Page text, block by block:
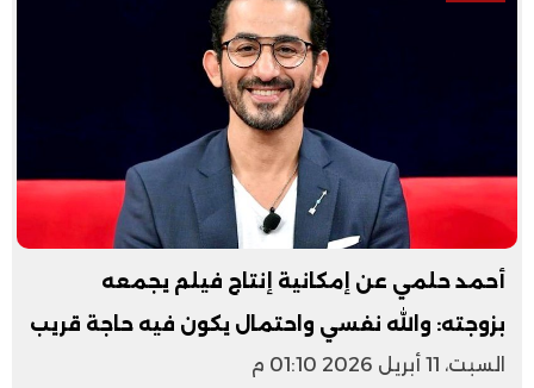
أحمد حلمي عن إمكانية إنتاج فيلم يجمعه
بزوجته: والله نفسي واحتمال يكون فيه حاجة قريب
السبت، 11 أبريل 2026 01:10 م